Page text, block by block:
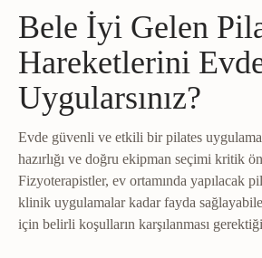
Bele İyi Gelen
Hareketlerini
Uygularsınız?
Evde güvenli ve etkili bir pilates
hazırlığı ve doğru ekipman seçimi kritik
Fizyoterapistler, ev ortamında yapılacak
klinik uygulamalar kadar fayda
için belirli koşulların karşılanması